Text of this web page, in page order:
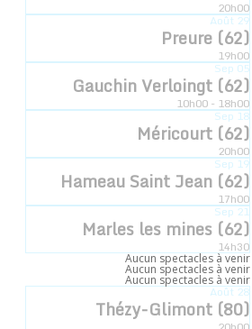
20h00
Août29
Preure (62)
19h00
Sep05
Gauchin Verloingt (62)
10h00 - 18h00
Sep18
Méricourt (62)
20h00
Sep19
Hameau Saint Jean (62)
17h00
Sep21
Marles les mines (62)
14h30
Aucun spectacles à venir
Aucun spectacles à venir
Aucun spectacles à venir
Août28
Thézy-Glimont (80)
»L’esquisseuse
« Tous les Évènements
Cet évènement est passé.
L’esquisseuse